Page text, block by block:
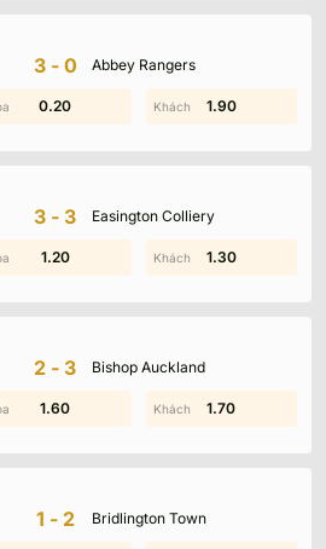
3-0 Abbey Rangers
0.60 1.90
0.20 1.90
3-3 Easington Colliery
1.50 0.40
1.20 1.30
2-3 Bishop Auckland
0.40 0.10
1.60 1.70
1-2 Bridlington Town